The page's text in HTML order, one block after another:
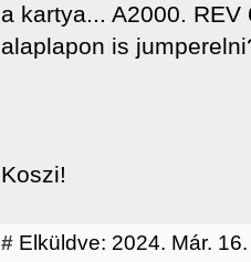
a kartya... A2000.
alaplapon is
Koszi!
# Elküldve: 2024. Már.